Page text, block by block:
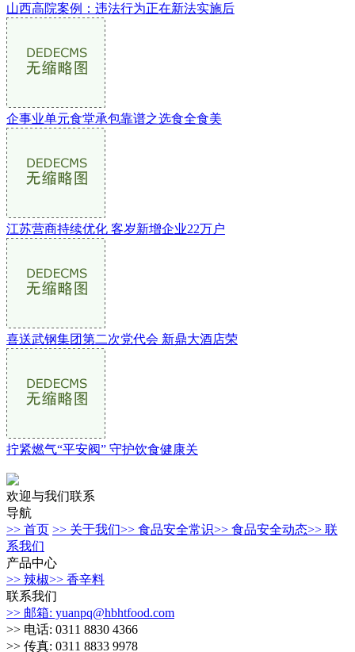
山西高院案例：违法行为正在新法实施后
企事业单元食堂承包靠谱之选食全食美
江苏营商持续优化 客岁新增企业22万户
喜送武钢集团第二次党代会 新鼎大酒店荣
拧紧燃气“平安阀” 守护饮食健康关
欢迎与我们联系
导航
>> 首页 >> 关于我们>> 食品安全常识>> 食品安全动态>> 联
系我们
产品中心
>> 辣椒>> 香辛料
联系我们
>> 邮箱: yuanpq@hbhtfood.com
>> 电话: 0311 8830 4366
>> 传真: 0311 8833 9978